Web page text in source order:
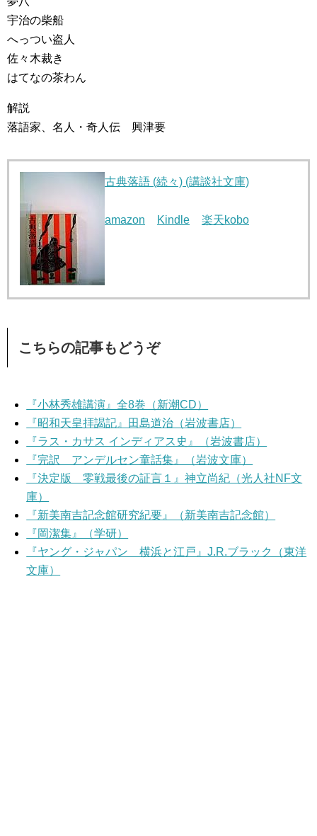
宇治の柴船
へっつい盗人
佐々木裁き
はてなの茶わん
解説
落語家、名人・奇人伝 興津要
古典落語 (続々) (講談社文庫)
amazon Kindle 楽天kobo
こちらの記事もどうぞ
『小林秀雄講演』全8巻（新潮CD）
『昭和天皇拝謁記』田島道治（岩波書店）
『ラス・カサス インディアス史』（岩波書店）
『完訳 アンデルセン童話集』（岩波文庫）
『決定版 零戦最後の証言１』神立尚紀（光人社NF文
庫）
『新美南吉記念館研究紀要』（新美南吉記念館）
『岡潔集』（学研）
『ヤング・ジャパン 横浜と江戸』J.R.ブラック（東洋
文庫）